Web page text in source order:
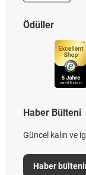
Ödüller
Haber Bülteni
Güncel kalın ve
Haber